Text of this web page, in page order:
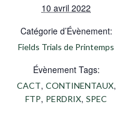
10 avril 2022
Catégorie d’Évènement:
Fields Trials de Printemps
Évènement Tags:
CACT, CONTINENTAUX,
FTP, PERDRIX, SPEC